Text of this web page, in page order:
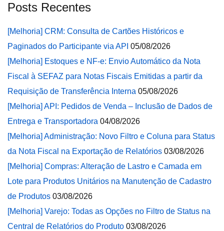
Posts Recentes
[Melhoria] CRM: Consulta de Cartões Históricos e
Paginados do Participante via API 05/08/2026
[Melhoria] Estoques e NF-e: Envio Automático da Nota
Fiscal à SEFAZ para Notas Fiscais Emitidas a partir da
Requisição de Transferência Interna 05/08/2026
[Melhoria] API: Pedidos de Venda – Inclusão de Dados de
Entrega e Transportadora 04/08/2026
[Melhoria] Administração: Novo Filtro e Coluna para Status
da Nota Fiscal na Exportação de Relatórios 03/08/2026
[Melhoria] Compras: Alteração de Lastro e Camada em
Lote para Produtos Unitários na Manutenção de Cadastro
de Produtos 03/08/2026
[Melhoria] Varejo: Todas as Opções no Filtro de Status na
Central de Relatórios do Produto 03/08/2026